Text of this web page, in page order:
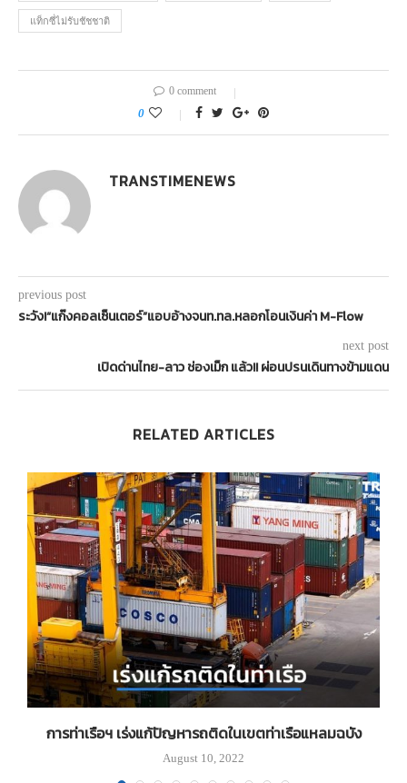
แท็กซี่ไม่รับชัชชาติ
0 comment
0
TRANSTIMENEWS
previous post
ระวัง!“แก๊งคอลเซ็นเตอร์”แอบอ้างจนท.ทล.หลอกโอนเงินค่า M-Flow
next post
เปิดด่านไทย-ลาว ช่องเม็ก แล้ว!! ผ่อนปรนเดินทางข้ามแดน
RELATED ARTICLES
การท่าเรือฯ เร่งแก้ปัญหารถติดในเขตท่าเรือแหลมฉบัง
August 10, 2022